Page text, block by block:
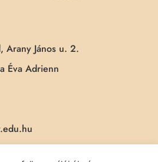
Arany János u. 2.
Éva Adrienn